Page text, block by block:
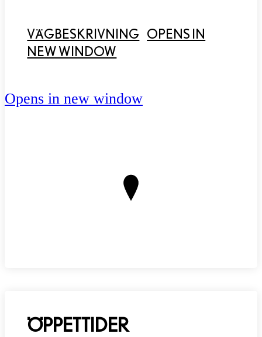
VÄGBESKRIVNING OPENS IN
NEW WINDOW
Opens in new window
ÖPPETTIDER